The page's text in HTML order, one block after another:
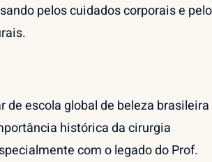
pelos cuidados corporais e pelo
de escola global de beleza brasileira
histórica da cirurgia
com o legado do Prof.